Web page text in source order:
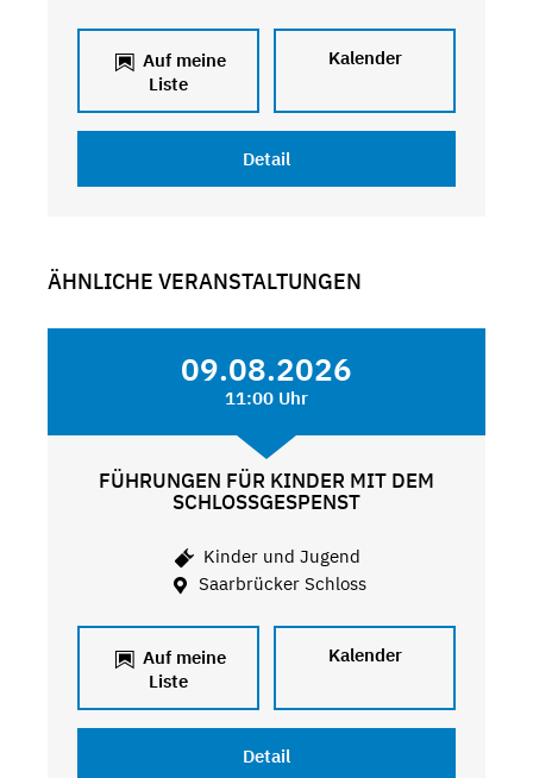
Auf meine
Liste
Kalender
Detail
ÄHNLICHE VERANSTALTUNGEN
09.08.2026
11:00 Uhr
FÜHRUNGEN FÜR KINDER MIT DEM
SCHLOSSGESPENST
Kinder und Jugend
Saarbrücker Schloss
Auf meine
Liste
Kalender
Detail